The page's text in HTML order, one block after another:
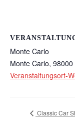
Monte Carlo
Monte Carlo, 98000
Veranstaltungsort-
Classic Car